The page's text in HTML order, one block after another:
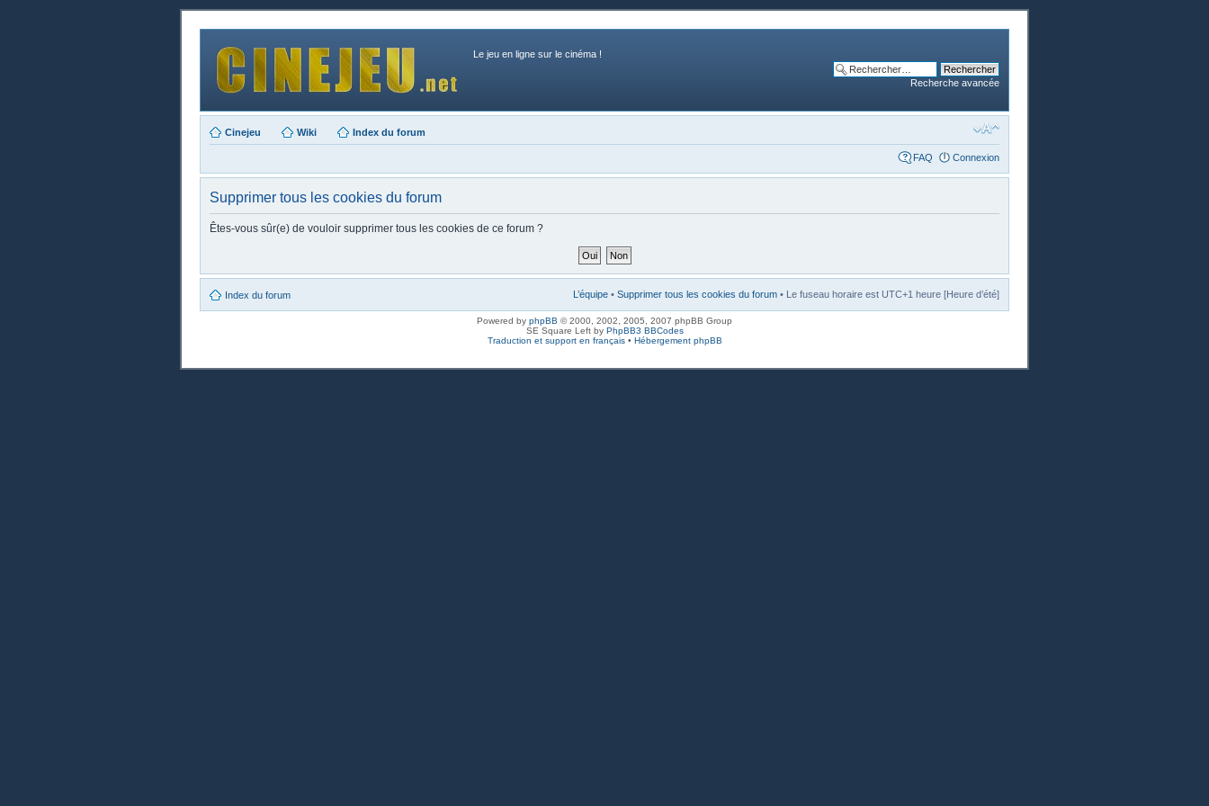
Le jeu en ligne sur le cinéma !
Recherche avancée
Cinejeu Wiki Index du forum
FAQ Connexion
Supprimer tous les cookies du forum
Êtes-vous sûr(e) de vouloir supprimer tous les cookies de ce forum ?
Index du forum L’équipe • Supprimer tous les cookies du forum • Le fuseau horaire est UTC+1 heure [Heure d’été]
Powered by phpBB © 2000, 2002, 2005, 2007 phpBB Group
SE Square Left by PhpBB3 BBCodes
Traduction et support en français• Hébergement phpBB